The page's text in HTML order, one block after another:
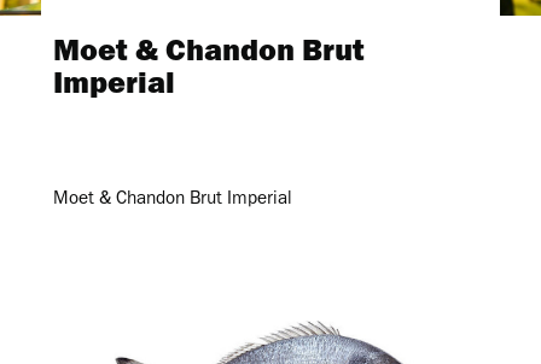
Moet & Chandon Brut
Imperial
Moet & Chandon Brut Imperial